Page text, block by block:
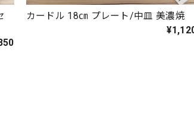
カードル 18㎝ プレート/中皿 美濃焼